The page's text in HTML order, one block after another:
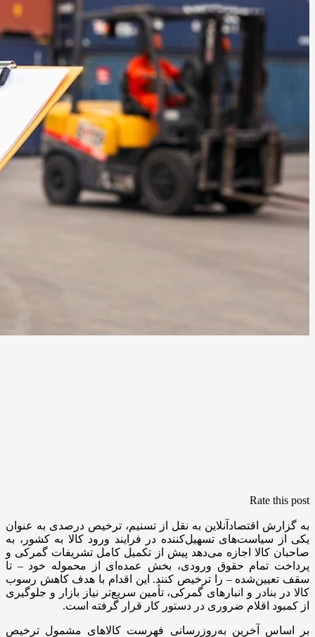
Rate this post
به گزارش اقتصادآنلاین به نقل از تسنیم، ترخیص درصدی به عنوان
یکی از سیاست‌های تسهیل‌کننده در فرایند ورود کالا به کشور، به
صاحبان کالا اجازه می‌دهد پیش از تکمیل کامل تشریفات گمرکی و
پرداخت تمام حقوق ورودی، بخش عمده‌ای از محموله خود – تا
سقف تعیین‌شده – را ترخیص کنند. این اقدام با هدف کاهش رسوب
کالا در بنادر و انبار‌های گمرکی، تأمین سریع‌تر نیاز بازار و جلوگیری
از کمبود اقلام ضروری در دستور کار قرار گرفته است.
بر اساس آخرین به‌روز‌رسانی فهرست کالا‌های مشمول ترخیص